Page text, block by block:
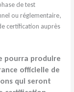
de test
ou réglementaire,
certification auprès
pourra produire
officielle de
qui seront